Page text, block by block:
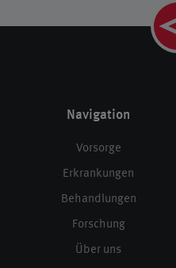
Navigation
Vorsorge
Erkrankungen
Behandlungen
Forschung
Über uns